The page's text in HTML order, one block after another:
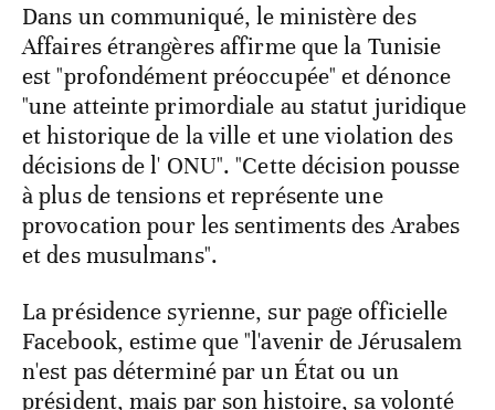
Dans un communiqué, le ministère des
Affaires étrangères affirme que la Tunisie
est "profondément préoccupée" et dénonce
"une atteinte primordiale au statut juridique
et historique de la ville et une violation des
décisions de l' ONU". "Cette décision pousse
à plus de tensions et représente une
provocation pour les sentiments des Arabes
et des musulmans".
La présidence syrienne, sur page officielle
Facebook, estime que "l'avenir de Jérusalem
n'est pas déterminé par un État ou un
président, mais par son histoire, sa volonté